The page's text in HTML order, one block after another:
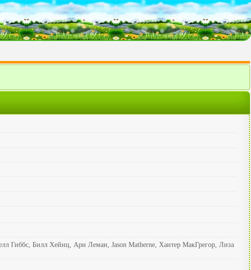
Гиббс, Билл Хейнц, Ари Леман, Jason Matherne, Хантер МакГрегор, Лиза